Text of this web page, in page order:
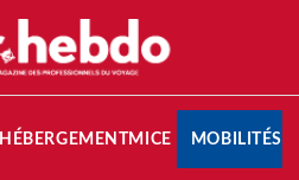
HÉBERGEMENTMICE MOBILITÉS